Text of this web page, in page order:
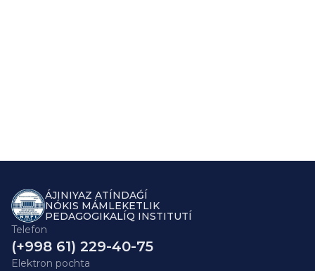
ÁJINIYAZ ATÍNDAǴÍ
NÓKIS MÁMLEKETLIK
PEDAGOGIKALÍQ INSTITUTÍ
Telefon
(+998 61) 229-40-75
Elektron pochta